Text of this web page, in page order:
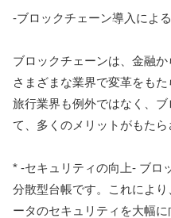
-ブロックチェーン導入によ
ブロックチェーンは、金融か
さまざまな業界で変革をも
旅行業界も例外ではなく、
て、多くのメリットがもたら
* -セキュリティの向上- ブロ
分散型台帳です。これによ
ータのセキュリティを大幅に